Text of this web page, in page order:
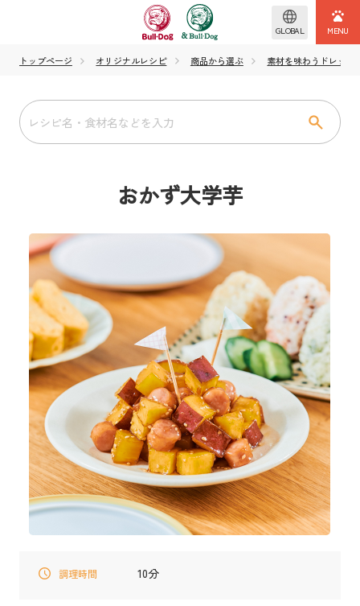
GLOBAL
トップページ オリジナルレシピ 商品から選ぶ 素材を味わうドレッシ
おかず大学芋
調理時間 10分